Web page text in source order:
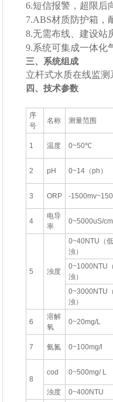
6.短信报警，超限后
7.ABS材质防护箱，
8.无需布线、建设站
9.系统可集成一体化
三、系统组成
立杆式水质在线监
四、技术参数
序
号
名称 测量范围
1 温度 0~50℃
2 pH 0~14（ph）
3 ORP -
4
电导
率
0~5000uS/cm
5 浊度
0~40NTU（低
浊）
0~1000NTU
浊）
0~3000NTU
浊）
6
溶解
氧
0~20mg/L
7 氨氮 0~100mg/l
8
cod 0~500mg/ L
浊度 0~400NTU